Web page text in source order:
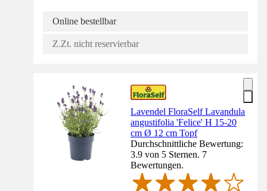
Online bestellbar
Z.Zt. nicht reservierbar
Lavendel FloraSelf Lavandula
angustifolia 'Felice' H 15-20
cm Ø 12 cm Topf
Durchschnittliche Bewertung:
3.9 von 5 Sternen. 7
Bewertungen.